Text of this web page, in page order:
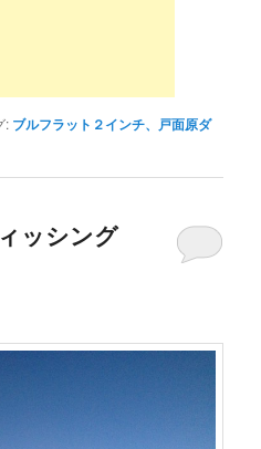
: ブルフラット２インチ、戸面原ダ
ッシング